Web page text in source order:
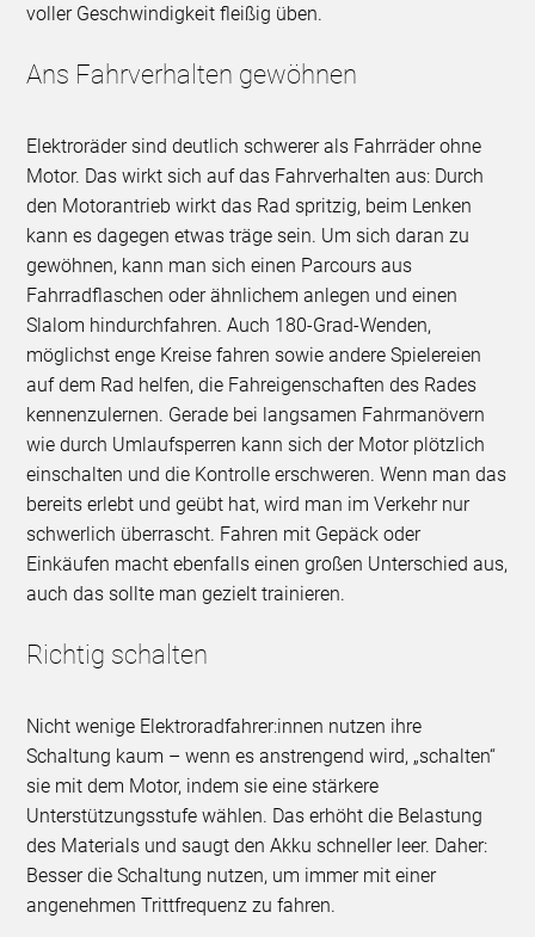
voller Geschwindigkeit fleißig üben.
Ans Fahrverhalten gewöhnen
Elektroräder sind deutlich schwerer als Fahrräder ohne
Motor. Das wirkt sich auf das Fahrverhalten aus: Durch
den Motorantrieb wirkt das Rad spritzig, beim Lenken
kann es dagegen etwas träge sein. Um sich daran zu
gewöhnen, kann man sich einen Parcours aus
Fahrradflaschen oder ähnlichem anlegen und einen
Slalom hindurchfahren. Auch 180-Grad-Wenden,
möglichst enge Kreise fahren sowie andere Spielereien
auf dem Rad helfen, die Fahreigenschaften des Rades
kennenzulernen. Gerade bei langsamen Fahrmanövern
wie durch Umlaufsperren kann sich der Motor plötzlich
einschalten und die Kontrolle erschweren. Wenn man das
bereits erlebt und geübt hat, wird man im Verkehr nur
schwerlich überrascht. Fahren mit Gepäck oder
Einkäufen macht ebenfalls einen großen Unterschied aus,
auch das sollte man gezielt trainieren.
Richtig schalten
Nicht wenige Elektroradfahrer:innen nutzen ihre
Schaltung kaum – wenn es anstrengend wird, „schalten“
sie mit dem Motor, indem sie eine stärkere
Unterstützungsstufe wählen. Das erhöht die Belastung
des Materials und saugt den Akku schneller leer. Daher:
Besser die Schaltung nutzen, um immer mit einer
angenehmen Trittfrequenz zu fahren.